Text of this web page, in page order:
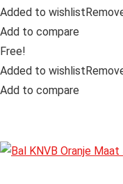
Added to
Add to compare
Free!
Added to
Add to compare